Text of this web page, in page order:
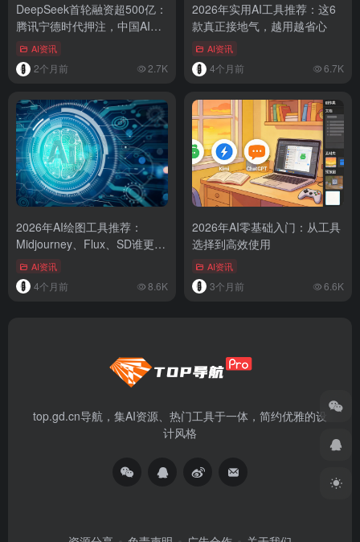
DeepSeek首轮融资超500亿：
腾讯宁德时代押注，中国AI最
大单轮融资纪录诞生
AI资讯
2个月前 2.7K
2026年实用AI工具推荐：这6
款真正接地气，越用越省心
AI资讯
4个月前 6.7K
2026年AI绘图工具推荐：
Midjourney、Flux、SD谁更适
合你？
AI资讯
4个月前 8.6K
2026年AI零基础入门：从工具
选择到高效使用
AI资讯
3个月前 6.6K
top.gd.cn导航，集AI资源、热门工具于一体，简约优雅的设
计风格